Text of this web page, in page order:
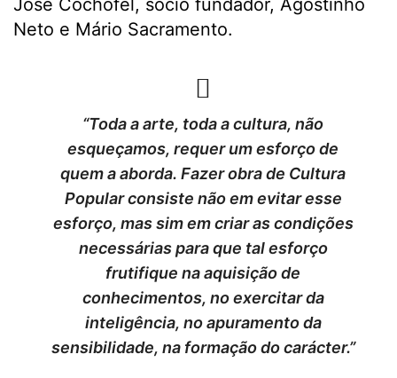
José Cochofel, sócio fundador, Agostinho
Neto e Mário Sacramento.
“Toda a arte, toda a cultura, não
esqueçamos, requer um esforço de
quem a aborda. Fazer obra de Cultura
Popular consiste não em evitar esse
esforço, mas sim em criar as condições
necessárias para que tal esforço
frutifique na aquisição de
conhecimentos, no exercitar da
inteligência, no apuramento da
sensibilidade, na formação do carácter.”